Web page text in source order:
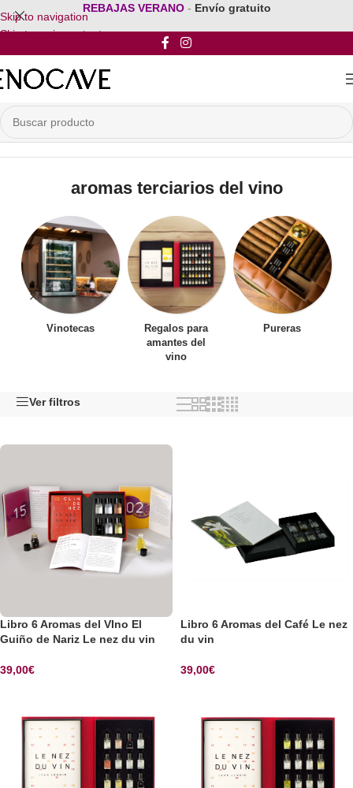
Skip to navigation
Skip to main content
REBAJAS VERANO - Envío gratuito
Inicio/Productos etiquetados “aromas terciarios del vino”
aromas terciarios del vino
Vinotecas
Regalos para
amantes del
vino
Pureras
Ver filtros
Libro 6 Aromas del VIno El
Guiño de Nariz Le nez du vin
39,00€
Libro 6 Aromas del Café Le nez
du vin
39,00€